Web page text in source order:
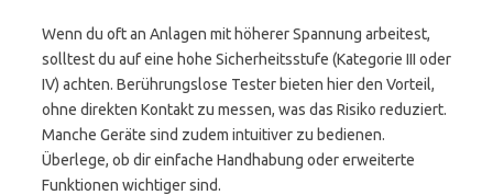
Wenn du oft an Anlagen mit höherer Spannung arbeitest,
solltest du auf eine hohe Sicherheitsstufe (Kategorie III oder
IV) achten. Berührungslose Tester bieten hier den Vorteil,
ohne direkten Kontakt zu messen, was das Risiko reduziert.
Manche Geräte sind zudem intuitiver zu bedienen.
Überlege, ob dir einfache Handhabung oder erweiterte
Funktionen wichtiger sind.